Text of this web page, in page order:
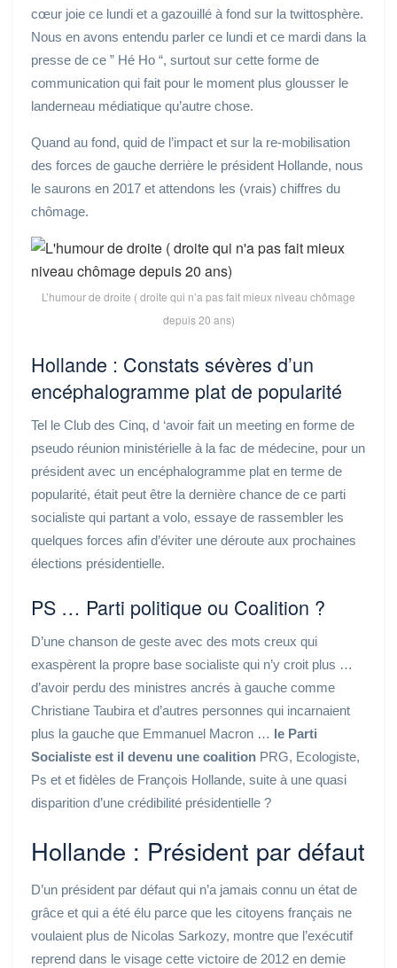
cœur joie ce lundi et a gazouillé à fond sur la twittosphère.
Nous en avons entendu parler ce lundi et ce mardi dans la
presse de ce ” Hé Ho “, surtout sur cette forme de
communication qui fait pour le moment plus glousser le
landerneau médiatique qu’autre chose.
Quand au fond, quid de l’impact et sur la re-mobilisation
des forces de gauche derrière le président Hollande, nous
le saurons en 2017 et attendons les (vrais) chiffres du
chômage.
L’humour de droite ( droite qui n’a pas fait mieux niveau chômage
depuis 20 ans)
Hollande : Constats sévères d’un
encéphalogramme plat de popularité
Tel le Club des Cinq, d ‘avoir fait un meeting en forme de
pseudo réunion ministérielle à la fac de médecine, pour un
président avec un encéphalogramme plat en terme de
popularité, était peut être la dernière chance de ce parti
socialiste qui partant a volo, essaye de rassembler les
quelques forces afin d’éviter une déroute aux prochaines
élections présidentielle.
PS … Parti politique ou Coalition ?
D’une chanson de geste avec des mots creux qui
exaspèrent la propre base socialiste qui n’y croit plus …
d’avoir perdu des ministres ancrés à gauche comme
Christiane Taubira et d’autres personnes qui incarnaient
plus la gauche que Emmanuel Macron … le Parti
Socialiste est il devenu une coalition PRG, Ecologiste,
Ps et et fidèles de François Hollande, suite à une quasi
disparition d’une crédibilité présidentielle ?
Hollande : Président par défaut
D’un président par défaut qui n’a jamais connu un état de
grâce et qui a été élu parce que les citoyens français ne
voulaient plus de Nicolas Sarkozy, montre que l’exécutif
reprend dans le visage cette victoire de 2012 en demie